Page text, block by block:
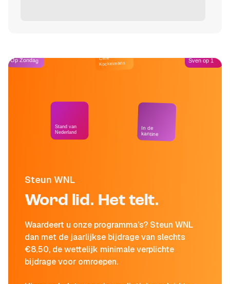
Steun WNL
Word lid. Het telt.
Waardeert u onze programma's? Steun WNL
dan met de jaarlijkse bijdrage van slechts
€8,50, de wettelijk minimale verplichte
bijdrage voor omroepen.
Op Zondag
Stand van
Nederland
Café
Kockelmann
In de
kantine
Sven op 1